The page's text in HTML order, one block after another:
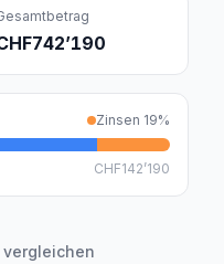
Zinsen 19%
CHF142’190
vergleichen